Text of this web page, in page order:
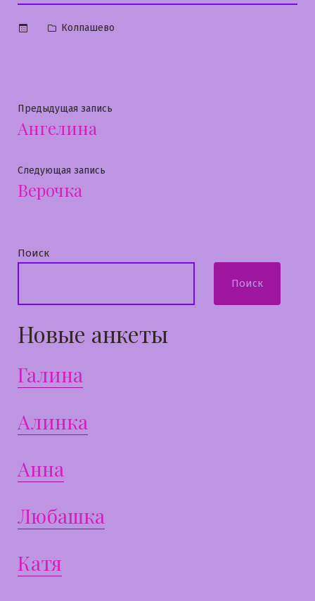
Опубликовано
Колпашево
Навигация
по
записям
Предыдущая запись
Ангелина
Следующая запись
Верочка
Поиск
Поиск
Новые анкеты
Галина
Алинка
Анна
Любашка
Катя